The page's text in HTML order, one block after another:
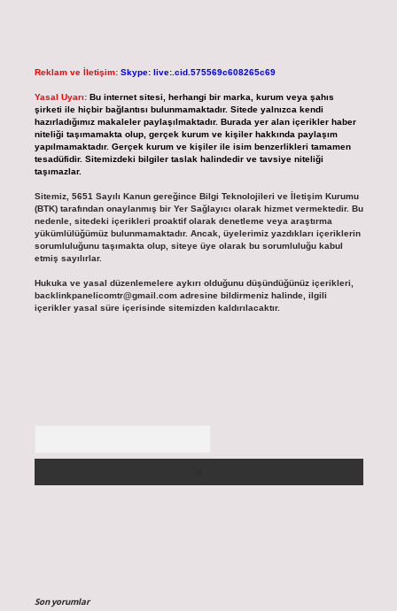
Reklam ve İletişim: Skype: live:.cid.575569c608265c69
Yasal Uyarı: Bu internet sitesi, herhangi bir marka, kurum veya şahıs
şirketi ile hiçbir bağlantısı bulunmamaktadır. Sitede yalnızca kendi
hazırladığımız makaleler paylaşılmaktadır. Burada yer alan içerikler haber
niteliği taşımamakta olup, gerçek kurum ve kişiler hakkında paylaşım
yapılmamaktadır. Gerçek kurum ve kişiler ile isim benzerlikleri tamamen
tesadüfidir. Sitemizdeki bilgiler taslak halindedir ve tavsiye niteliği
taşımazlar.
Sitemiz, 5651 Sayılı Kanun gereğince Bilgi Teknolojileri ve İletişim Kurumu
(BTK) tarafından onaylanmış bir Yer Sağlayıcı olarak hizmet vermektedir. Bu
nedenle, sitedeki içerikleri proaktif olarak denetleme veya araştırma
yükümlülüğümüz bulunmamaktadır. Ancak, üyelerimiz yazdıkları içeriklerin
sorumluluğunu taşımakta olup, siteye üye olarak bu sorumluluğu kabul
etmiş sayılırlar.
Hukuka ve yasal düzenlemelere aykırı olduğunu düşündüğünüz içerikleri,
backlinkpanelicomtr@gmail.comadresine bildirmeniz halinde, ilgili
içerikler yasal süre içerisinde sitemizden kaldırılacaktır.
Son yorumlar